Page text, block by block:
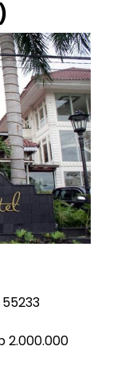
2.000.000